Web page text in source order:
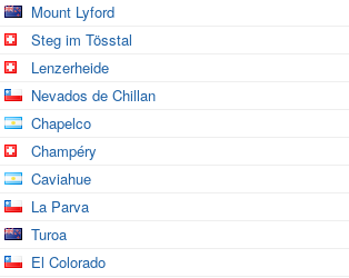
Mount Lyford
Steg im Tösstal
Lenzerheide
Nevados de Chillan
Chapelco
Champéry
Caviahue
La Parva
Turoa
El Colorado